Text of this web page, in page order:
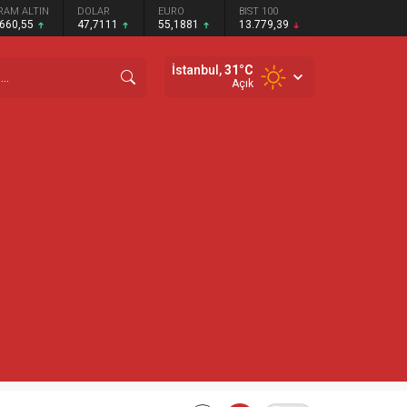
ALTIN DOLAR
47,7111
EURO
55,1881
BIST 100
13.779,39
İstanbul,31 °C
Açık